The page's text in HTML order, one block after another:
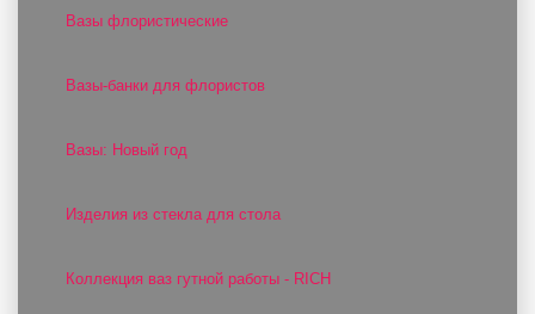
Вазы флористические
Вазы-банки для флористов
Вазы: Новый год
Изделия из стекла для стола
Коллекция ваз гутной работы - RICH